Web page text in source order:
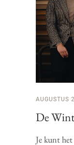
AUGUSTUS
De
Je kunt